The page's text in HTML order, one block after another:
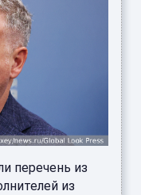
перечень из
из